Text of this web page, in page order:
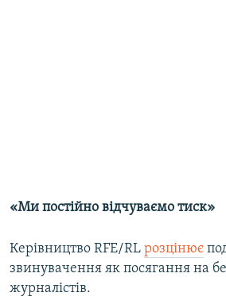
«Ми постійно відчуваємо тиск»
Керівництво RFE/RL розцінює
звинувачення як посягання на
журналістів.